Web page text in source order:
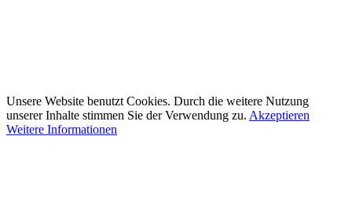
Unsere Website benutzt Cookies. Durch die weitere Nutzung
unserer Inhalte stimmen Sie der Verwendung zu. Akzeptieren
Weitere Informationen